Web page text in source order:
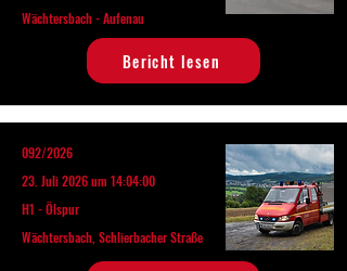
Wächtersbach - Aufenau
Bericht lesen
092/2026
23. Juli 2026 um 14:04:00
H1 - Ölspur
Wächtersbach, Schlierbacher Straße